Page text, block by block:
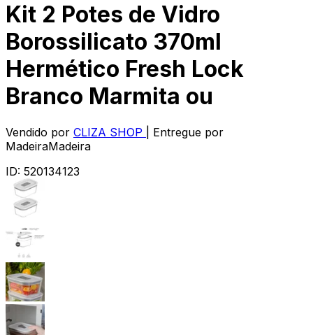
Kit 2 Potes de Vidro
Borossilicato 370ml
Hermético Fresh Lock
Branco Marmita ou
Vendido por CLIZA SHOP
| Entregue por
MadeiraMadeira
ID: 520134123